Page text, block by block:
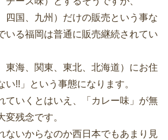
四国、九州）だけの販売という事な
いる福岡は普通に販売継続されてい
東海、関東、東北、北海道）にお住
い!!」という事態になります。
ていくとはいえ、「カレー味」が無
変残念です。
ないからなのか西日本でもあまり見